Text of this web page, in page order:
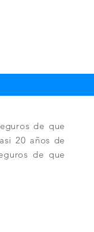
de que
20 años de
de que